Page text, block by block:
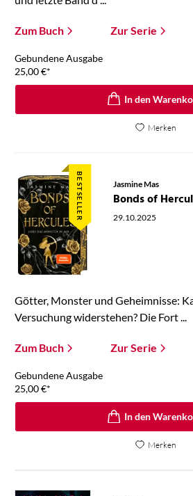
Zum Buch Zur Serie
Gebundene Ausgabe
25,00€*
In den
Merken
BESTSELLER Jasmine Mas
Bonds of
29.10.2025
Götter, Monster und Geheimnisse:
Versuchung widerstehen? Die Fort ...
Zum Buch Zur Serie
Gebundene Ausgabe
25,00€*
In den
Merken